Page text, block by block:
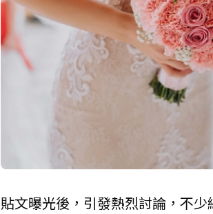
貼文曝光後，引發熱烈討論，不